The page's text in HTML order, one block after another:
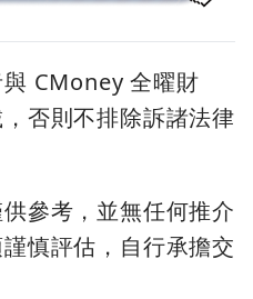
CMoney 全曜財
否則不排除訴諸法律
參考，並無任何推介
慎評估，自行承擔交